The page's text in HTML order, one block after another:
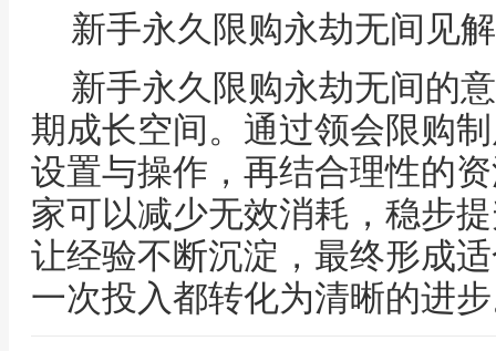
新手永久限购永劫无间见
新手永久限购永劫无间的
期成长空间。通过领会限购
设置与操作，再结合理性的
家可以减少无效消耗，稳步
让经验不断沉淀，最终形成
一次投入都转化为清晰的进